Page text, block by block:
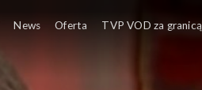
News Oferta TVP VOD za granicą